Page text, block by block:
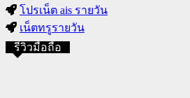
โปรเน็ต ais รายวัน
เน็ตทรูรายวัน
รีวิวมือถือ